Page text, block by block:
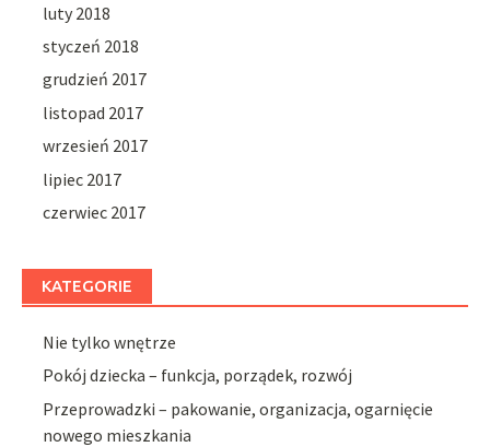
luty 2018
styczeń 2018
grudzień 2017
listopad 2017
wrzesień 2017
lipiec 2017
czerwiec 2017
KATEGORIE
Nie tylko wnętrze
Pokój dziecka – funkcja, porządek, rozwój
Przeprowadzki – pakowanie, organizacja, ogarnięcie
nowego mieszkania